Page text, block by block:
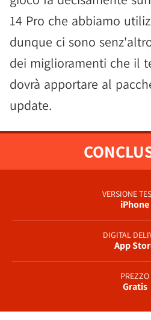
14 Pro che abbiamo
dunque ci sono
dei miglioramenti che il
dovrà apportare al
update.
VERSIONE
iPhone
DIGITAL
App
PREZZO
Gratis